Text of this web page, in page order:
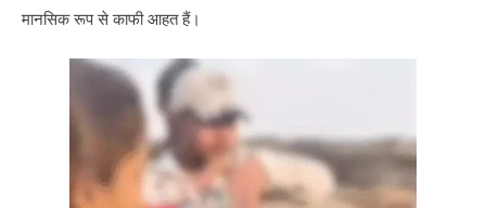
मानसिक रूप से काफी आहत हैं।